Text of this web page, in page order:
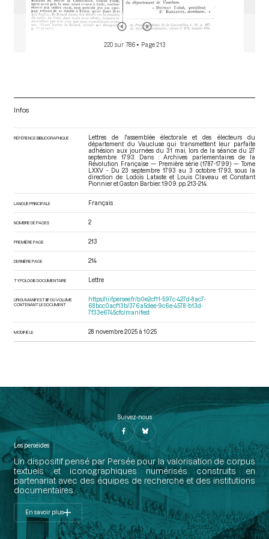
220 sur 786 • Page 213
Infos
RÉFÉRENCE BIBLIOGRAPHIQUE
Lettres de l'assemblée électorale et des électeurs du
département du Vaucluse qui transmettent leur parfaite
adhésion aux journées du 31 mai, lors de la séance du 27
septembre 1793. Dans : Archives parlementaires de la
Révolution Française — Première série (1787-1799) — Tome
LXXV - Du 23 septembre 1793 au 3 octobre 1793
, sous la
direction de Lodoïs Lataste et Louis Claveau et Constant
Pionnier et Gaston Barbier. 1909. pp. 213-214.
LANGUE PRINCIPALE Français
NOMBRE DE PAGES 2
PREMIÈRE PAGE 213
DERNIÈRE PAGE 214
TYPOLOGIE DOCUMENTAIRE Lettre
URI DU MANIFEST IIIF DU VOLUME
CONTENANT LE DOCUMENT
https://iiif.persee.fr/b0e2cf11-597c-427d-8ac7-
68bcc0acf13b/376a5dee-9c6e-4578-b13d-
7f33e6745cfc/manifest
MODIFIÉ LE 28 novembre 2025 à 10:25
Suivez-nous
Les perséides
Un dispositif pensé par Persée pour la valorisation de corpus
textuels et iconographiques numérisés construits en
partenariat avec des équipes de recherche et des institutions
documentaires.
En savoir plus